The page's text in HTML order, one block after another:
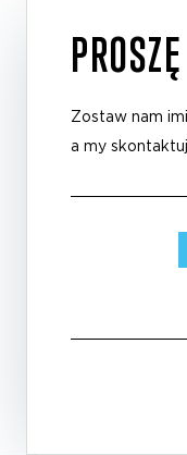
Zostaw nam
a my